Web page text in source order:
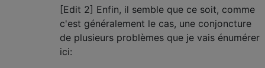
[Edit 2] Enfin, il semble que ce soit, comme
c'est généralement le cas, une conjoncture
de plusieurs problèmes que je vais énumérer
ici: